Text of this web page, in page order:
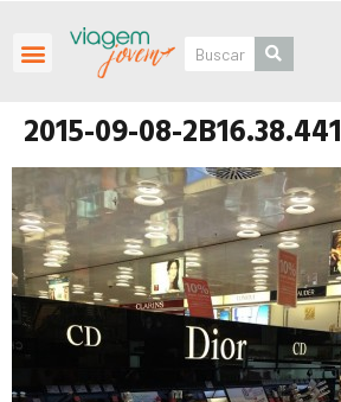
2015-09-08-2B16.38.441